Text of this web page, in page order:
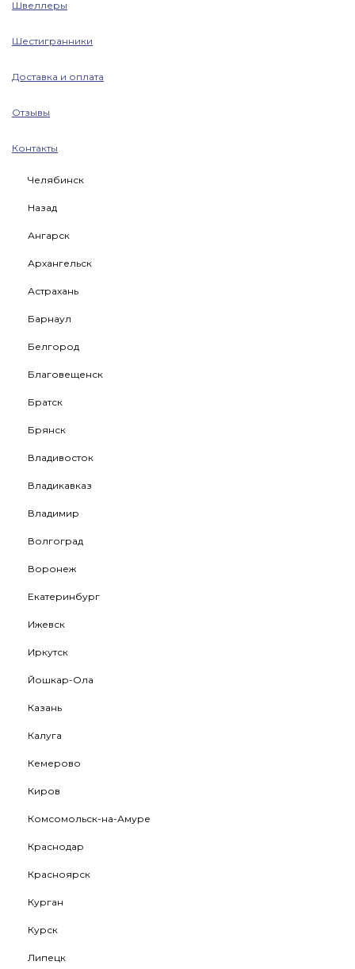
Швеллеры
Шестигранники
Доставка и оплата
Отзывы
Контакты
Челябинск
Назад
Ангарск
Архангельск
Астрахань
Барнаул
Белгород
Благовещенск
Братск
Брянск
Владивосток
Владикавказ
Владимир
Волгоград
Воронеж
Екатеринбург
Ижевск
Иркутск
Йошкар-Ола
Казань
Калуга
Кемерово
Киров
Комсомольск-на-Амуре
Краснодар
Красноярск
Курган
Курск
Липецк